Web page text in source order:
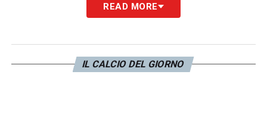
di tornare a Torino, almeno sino a fine
all’opzione che potrebbe essere arricchita da
alcuni bonus legati a presenze e
READ MORE
IL CALCIO DEL GIORNO